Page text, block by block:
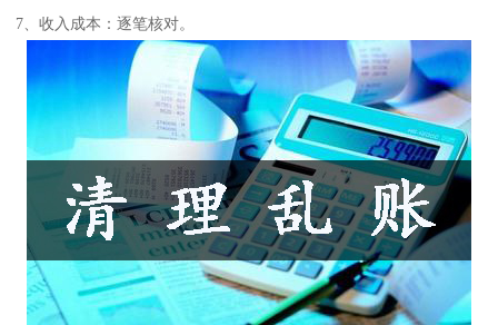
7、收入成本：逐笔核对。